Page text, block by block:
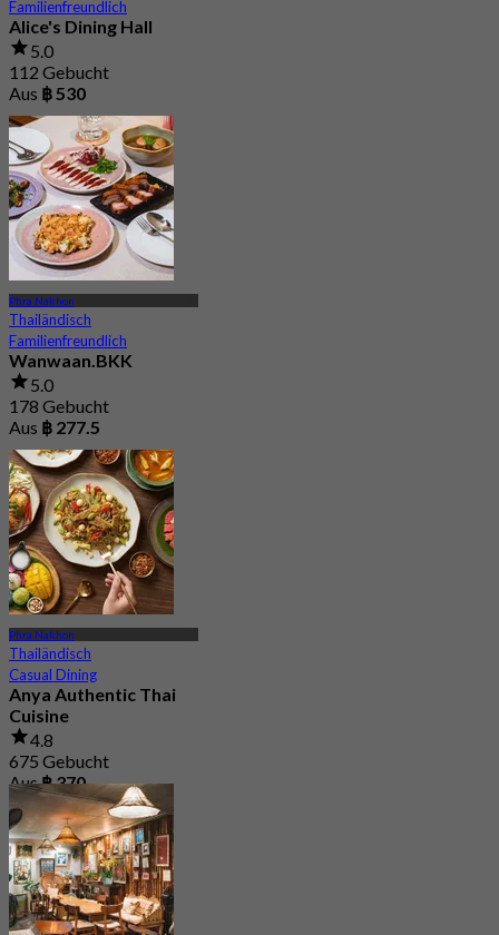
Familienfreundlich
Alice's Dining Hall
5.0
112 Gebucht
Aus ฿ 530
Phra Nakhon
Thailändisch
Familienfreundlich
Wanwaan.BKK
5.0
178 Gebucht
Aus ฿ 277.5
Phra Nakhon
Thailändisch
Casual Dining
Anya Authentic Thai
Cuisine
4.8
675 Gebucht
Aus฿ 370